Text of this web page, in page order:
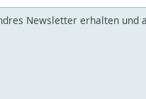
Newsletter erhalten und